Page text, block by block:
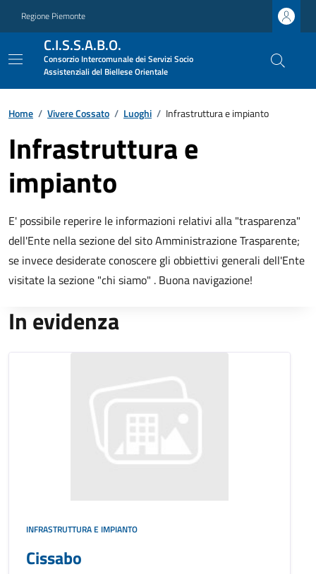
Regione Piemonte
C.I.S.S.A.B.O.
Consorzio Intercomunale dei Servizi Socio
Assistenziali del Biellese Orientale
Home / Vivere Cossato / Luoghi / Infrastruttura e impianto
Infrastruttura e
impianto
E' possibile reperire le informazioni relativi alla "trasparenza"
dell'Ente nella sezione del sito Amministrazione Trasparente;
se invece desiderate conoscere gli obbiettivi generali dell'Ente
visitate la sezione "chi siamo" . Buona navigazione!
In evidenza
INFRASTRUTTURA E IMPIANTO
Cissabo